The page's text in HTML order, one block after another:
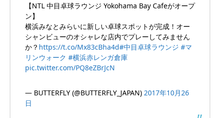
【NTL 中目卓球ラウンジ Yokohama Bay Cafeがオープ
ン】
横浜みなとみらいに新しい卓球スポットが完成！オー
シャンビューのオシャレな店内でプレーしてみません
か？ https://t.co/Mx83cBha4d#中目卓球ラウンジ #マ
リンウォーク #横浜赤レンガ倉庫
pic.twitter.com/PQ8eZBrJcN
— BUTTERFLY (@BUTTERFLY_JAPAN) 2017年10月26
日